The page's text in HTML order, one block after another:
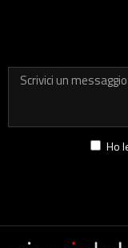
Ho